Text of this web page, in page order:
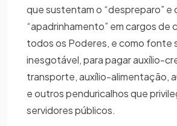
que sustentam o “despreparo” e
“apadrinhamento” em cargos de
todos os Poderes, e como fonte
inesgotável, para pagar auxílio-
transporte, auxílio-alimentação,
e outros penduricalhos que
servidores públicos.